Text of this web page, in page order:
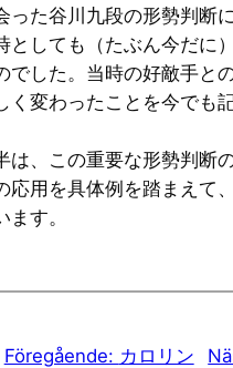
った谷川九段の形勢判断
としても（たぶん今だに
でした。当時の好敵手と
く変わったことを今でも
は、この重要な形勢判断
応用を具体例を踏まえて
ます。
Föregående: カロリン